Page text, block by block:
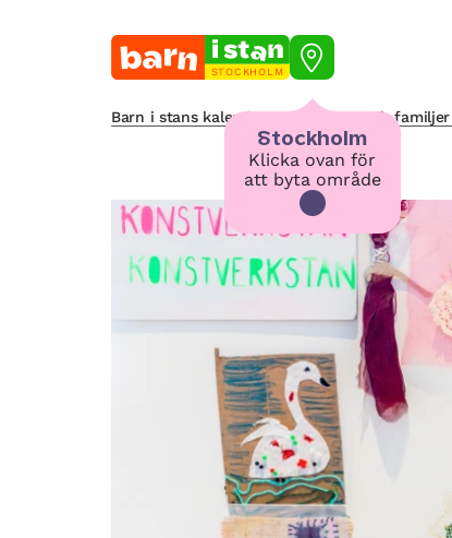
STOCKHOLM
Stockholm
Klicka ovan för
att byta område
Barn i stans kalendarium för barn och